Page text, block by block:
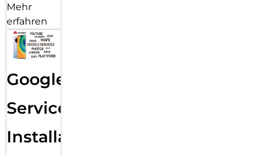
Mehr
erfahren
Google
Services
Installation